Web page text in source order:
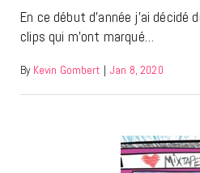
En ce début d’année j’ai
clips qui m’ont marqué…
By Kevin Gombert | Jan 8, 2020